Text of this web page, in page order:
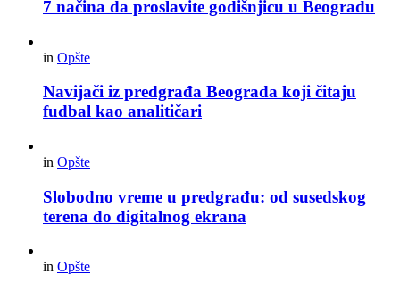
7 načina da proslavite godišnjicu u Beogradu
in Opšte
Navijači iz predgrađa Beograda koji čitaju
fudbal kao analitičari
in Opšte
Slobodno vreme u predgrađu: od susedskog
terena do digitalnog ekrana
in Opšte